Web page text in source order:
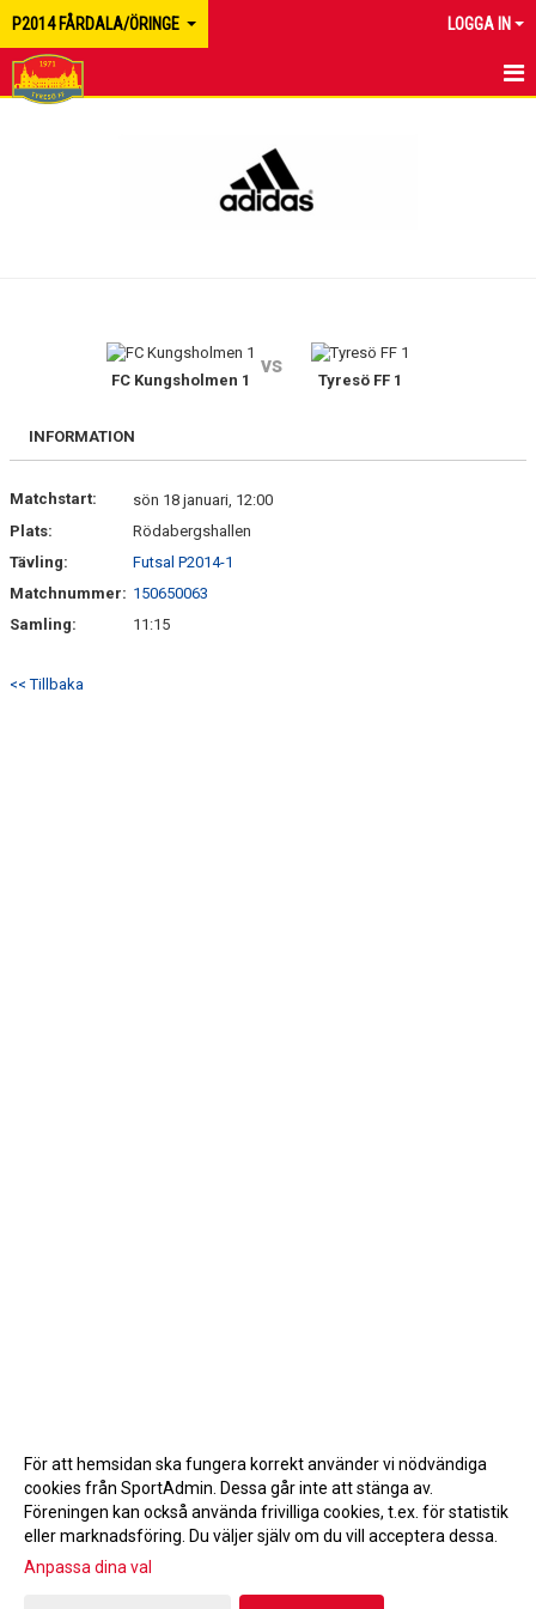
P2014 FÅRDALA/ÖRINGE LOGGA IN
DOKUMENT
FC Kungsholmen 1
vs
Tyresö FF 1
INFORMATION
Matchstart:
sön 18 januari, 12:00
Plats:
Rödabergshallen
Tävling:
Futsal P2014-1
Matchnummer: 150650063
Samling:
11:15
<< Tillbaka
Gå till Webbversion
För att hemsidan ska fungera korrekt använder vi nödvändiga
cookies från SportAdmin. Dessa går inte att stänga av.
Föreningen kan också använda frivilliga cookies, t.ex. för statistik
eller marknadsföring. Du väljer själv om du vill acceptera dessa.
Anpassa dina val